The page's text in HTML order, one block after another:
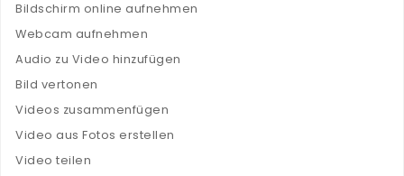
Bildschirm online aufnehmen
Webcam aufnehmen
Audio zu Video hinzufügen
Bild vertonen
Videos zusammenfügen
Video aus Fotos erstellen
Video teilen